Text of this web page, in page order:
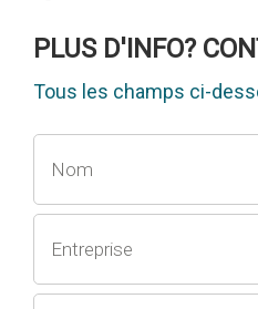
PLUS D'INFO?
Tous les champs ci-